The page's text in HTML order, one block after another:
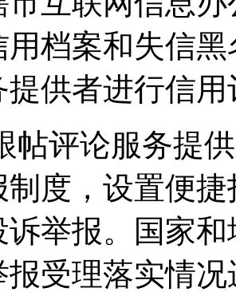
用档案和失信
提供者进行信用
帖评论服务提
制度，设置便
诉举报。国家
报受理落实情